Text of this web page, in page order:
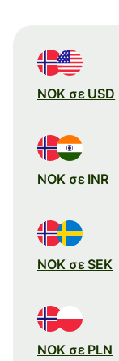
NOK σε USD
NOK σε INR
NOK σε SEK
NOK σε PLN